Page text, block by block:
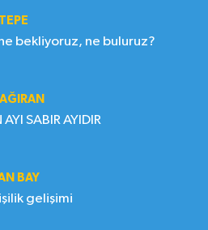
bekliyoruz, ne buluruz?
SABIR AYIDIR
BAY
gelişimi